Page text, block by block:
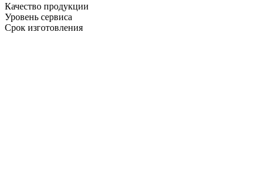
Качество продукции
Уровень сервиса
Срок изготовления